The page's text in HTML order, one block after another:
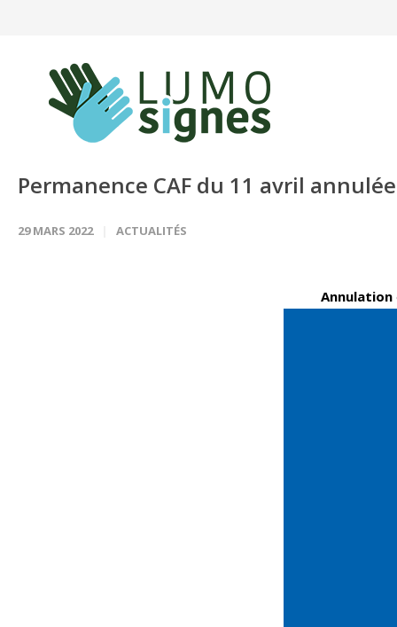
Permanence CAF du 11 avril annulée
29 MARS 2022 ACTUALITÉS
Annulation